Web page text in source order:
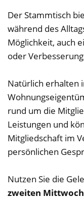
Der Stammtisch
während des
Möglichkeit, auch
oder
Natürlich erhalten
rund um die
Leistungen und
Mitgliedschaft im
persönlichen
Nutzen Sie die
zweiten
email